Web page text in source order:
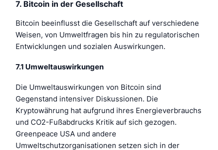
7. Bitcoin in der Gesellschaft
Bitcoin beeinflusst die Gesellschaft auf verschiedene
Weisen, von Umweltfragen bis hin zu regulatorischen
Entwicklungen und sozialen Auswirkungen.
7.1 Umweltauswirkungen
Die Umweltauswirkungen von Bitcoin sind
Gegenstand intensiver Diskussionen. Die
Kryptowährung hat aufgrund ihres Energieverbrauchs
und CO2-Fußabdrucks Kritik auf sich gezogen.
Greenpeace USA und andere
Umweltschutzorganisationen setzen sich in der